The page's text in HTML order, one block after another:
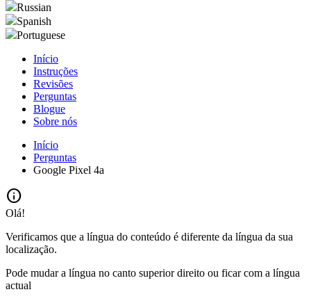
Russian
Spanish
Portuguese
Início
Instruções
Revisões
Perguntas
Blogue
Sobre nós
Início
Perguntas
Google Pixel 4a
info
Olá!
Verificamos que a língua do conteúdo é diferente da língua da sua
localização.
Pode mudar a língua no canto superior direito ou ficar com a língua
actual